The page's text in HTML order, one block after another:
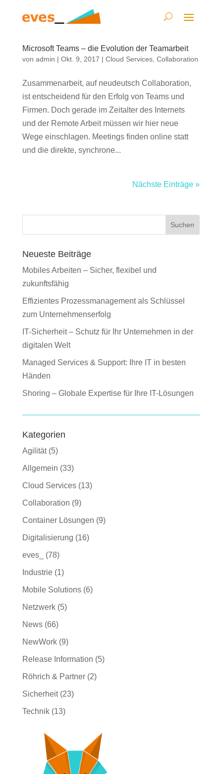
Microsoft Teams – die Evolution der Teamarbeit
von admin | Okt. 9, 2017 | Cloud Services, Collaboration
Zusammenarbeit, auf neudeutsch Collaboration,
ist entscheidend für den Erfolg von Teams und
Firmen. Doch gerade im Zeitalter des Internets
und der Remote Arbeit müssen wir hier neue
Wege einschlagen. Meetings finden online statt
und die direkte, synchrone...
Nächste Einträge »
Suchen
Neueste Beiträge
Mobiles Arbeiten – Sicher, flexibel und
zukunftsfähig
Effizientes Prozessmanagement als Schlüssel
zum Unternehmenserfolg
IT-Sicherheit – Schutz für Ihr Unternehmen in der
digitalen Welt
Managed Services & Support: Ihre IT in besten
Händen
Shoring – Globale Expertise für Ihre IT-Lösungen
Kategorien
Agilität(5)
Allgemein (33)
Cloud Services(13)
Collaboration (9)
Container Lösungen (9)
Digitalisierung (16)
eves_ (78)
Industrie(1)
Mobile Solutions(6)
Netzwerk(5)
News(66)
NewWork(9)
Release Information (5)
Röhrich & Partner(2)
Sicherheit(23)
Technik(13)